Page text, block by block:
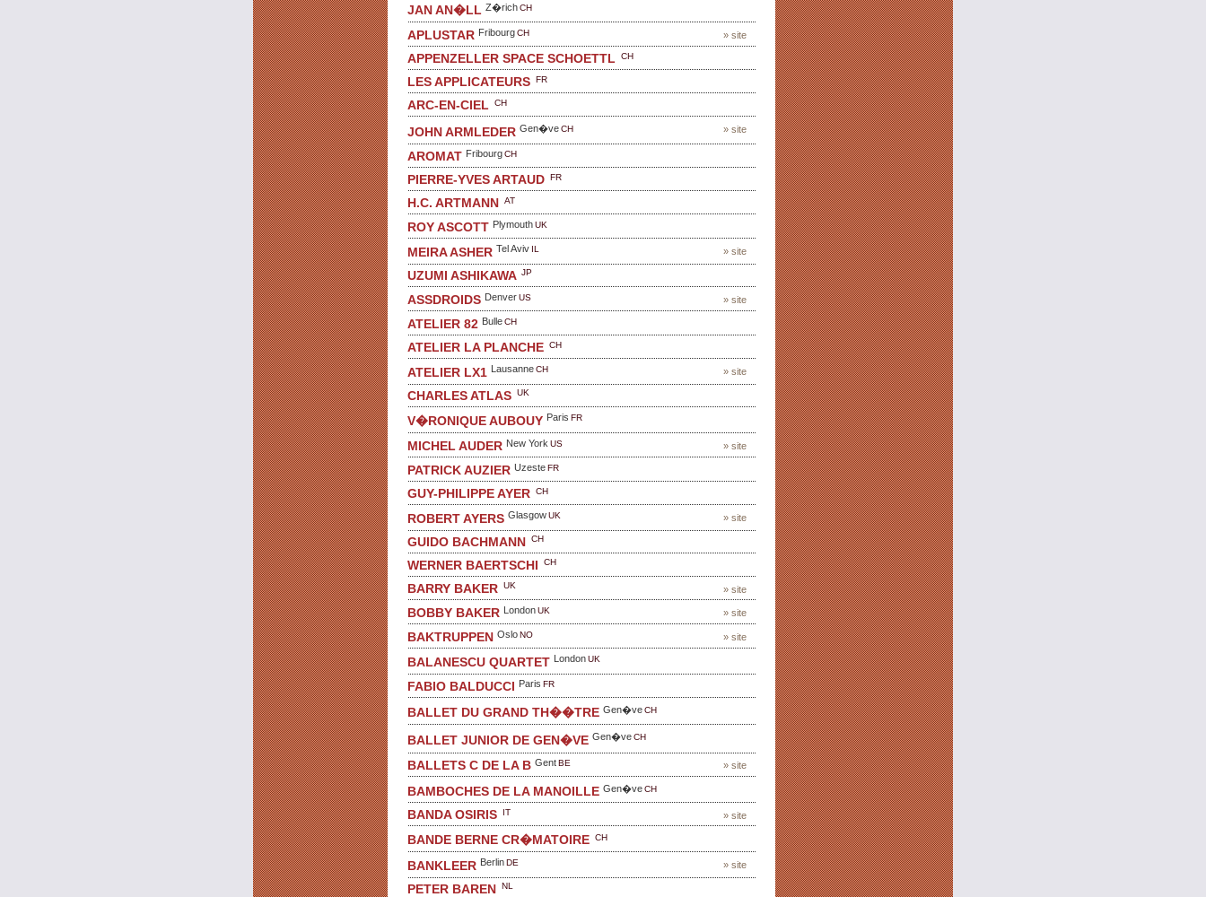
JAN AN�LL Z�richCH
» site
APLUSTAR FribourgCH
APPENZELLER SPACE SCHOETTL CH
LES APPLICATEURS FR
ARC-EN-CIEL CH
» site
JOHN ARMLEDER Gen�veCH
AROMAT FribourgCH
PIERRE-YVES ARTAUD FR
H.C. ARTMANN AT
ROY ASCOTT PlymouthUK
» site
MEIRA ASHER Tel Aviv IL
UZUMI ASHIKAWA JP
» site
ASSDROIDS DenverUS
ATELIER 82 BulleCH
ATELIER LA PLANCHE CH
» site
ATELIER LX1 LausanneCH
CHARLES ATLAS UK
V�RONIQUE AUBOUY Paris FR
» site
MICHEL AUDER New York US
PATRICK AUZIER UzesteFR
GUY-PHILIPPE AYER CH
» site
ROBERT AYERS GlasgowUK
GUIDO BACHMANN CH
WERNER BAERTSCHI CH
» site
BARRY BAKER UK
» site
BOBBY BAKER LondonUK
» site
BAKTRUPPEN OsloNO
BALANESCU QUARTET LondonUK
FABIO BALDUCCI Paris FR
BALLET DU GRAND TH��TRE Gen�veCH
BALLET JUNIOR DE GEN�VE Gen�veCH
» site
BALLETS C DE LA B GentBE
BAMBOCHES DE LA MANOILLE Gen�veCH
» site
BANDA OSIRIS IT
BANDE BERNE CR�MATOIRE CH
» site
BANKLEER BerlinDE
PETER BAREN NL